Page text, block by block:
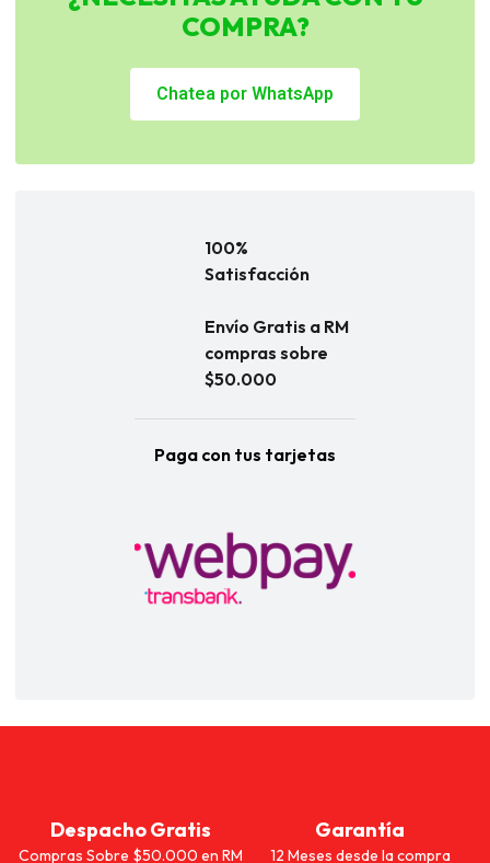
COMPRA?
Chatea por WhatsApp
100%
Satisfacción
Envío Gratis a RM
compras sobre
$50.000
Paga con tus tarjetas
Despacho Gratis
Compras Sobre $50.000 en RM
Garantía
12 Meses desde la compra